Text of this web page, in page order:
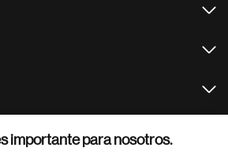
importante para nosotros.